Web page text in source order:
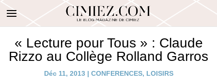
« Lecture pour Tous » : Claude
Rizzo au Collège Rolland Garros
Déc 11, 2013| CONFERENCES, LOISIRS